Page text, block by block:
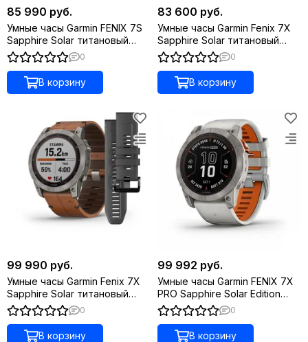
85 990 руб.
Умные часы Garmin FENIX 7S
Sapphire Solar титановый
кремово-золотой с светло-
песочным силиконовым
ремешком
0
В корзину
83 600 руб.
Умные часы Garmin Fenix 7X
Sapphire Solar титановый
угольно-серый DLC с
силиконовым ремешком
0
В корзину
99 990 руб.
Умные часы Garmin Fenix 7X
Sapphire Solar титановый
черный с коричневым
кожаным ремешком
0
В корзину
99 992 руб.
Умные часы Garmin FENIX 7X
PRO Sapphire Solar Edition
Титановый корпус с
дымчато-серым оранжевым
ремешком
0
В корзину